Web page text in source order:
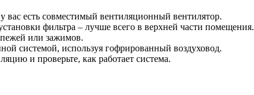
вас есть совместимый вентиляционный вентилятор.
фильтра – лучше всего в верхней части помещения.
или зажимов.
системой, используя гофрированный воздуховод.
и проверьте, как работает система.